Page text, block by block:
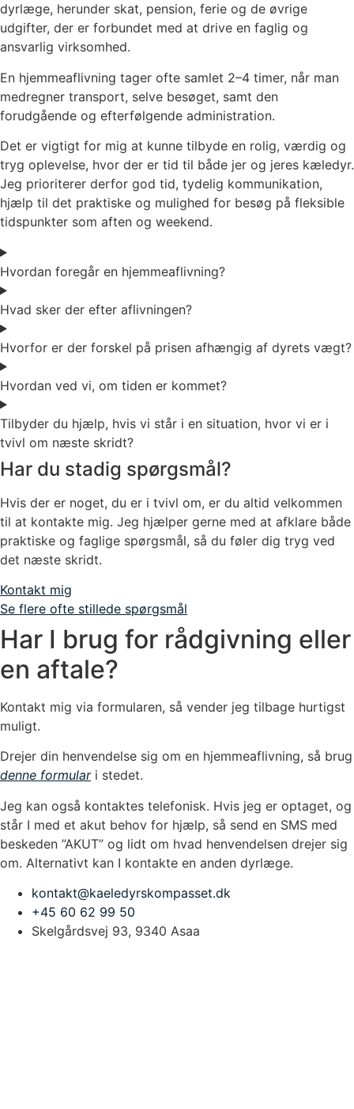
dyrlæge, herunder skat, pension, ferie og de øvrige
udgifter, der er forbundet med at drive en faglig og
ansvarlig virksomhed.
En hjemmeaflivning tager ofte samlet 2–4 timer, når man
medregner transport, selve besøget, samt den
forudgående og efterfølgende administration.
Det er vigtigt for mig at kunne tilbyde en rolig, værdig og
tryg oplevelse, hvor der er tid til både jer og jeres kæledyr.
Jeg prioriterer derfor god tid, tydelig kommunikation,
hjælp til det praktiske og mulighed for besøg på fleksible
tidspunkter som aften og weekend.
Hvordan foregår en hjemmeaflivning?
Hvad sker der efter aflivningen?
Hvorfor er der forskel på prisen afhængig af dyrets vægt?
Hvordan ved vi, om tiden er kommet?
Tilbyder du hjælp, hvis vi står i en situation, hvor vi er i
tvivl om næste skridt?
Har du stadig spørgsmål?
Hvis der er noget, du er i tvivl om, er du altid velkommen
til at kontakte mig. Jeg hjælper gerne med at afklare både
praktiske og faglige spørgsmål, så du føler dig tryg ved
det næste skridt.
Kontakt mig
Se flere ofte stillede spørgsmål
Har I brug for rådgivning eller
en aftale?
Kontakt mig via formularen, så vender jeg tilbage hurtigst
muligt.
Drejer din henvendelse sig om en hjemmeaflivning, så brug
denne formulari stedet.
Jeg kan også kontaktes telefonisk. Hvis jeg er optaget, og
står I med et akut behov for hjælp, så send en SMS med
beskeden ”AKUT” og lidt om hvad henvendelsen drejer sig
om. Alternativt kan I kontakte en anden dyrlæge.
kontakt@kaeledyrskompasset.dk
+45 60 62 99 50
Skelgårdsvej 93, 9340 Asaa